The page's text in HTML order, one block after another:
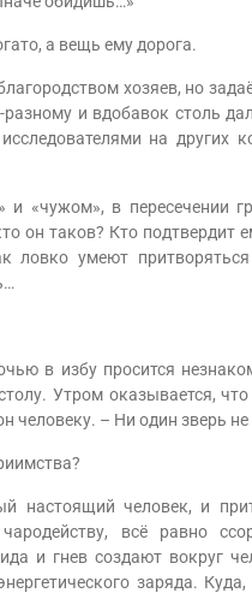
а вещь ему дорога.
хозяев, но
и вдобавок столь
на других
«чужом», в пересечении
он таков? Кто подтвердит
ловко умеют
в избу просится
Утром оказывается,
человеку. – Ни один зверь не
человек, и
всё равно
и гнев создают вокруг
заряда.